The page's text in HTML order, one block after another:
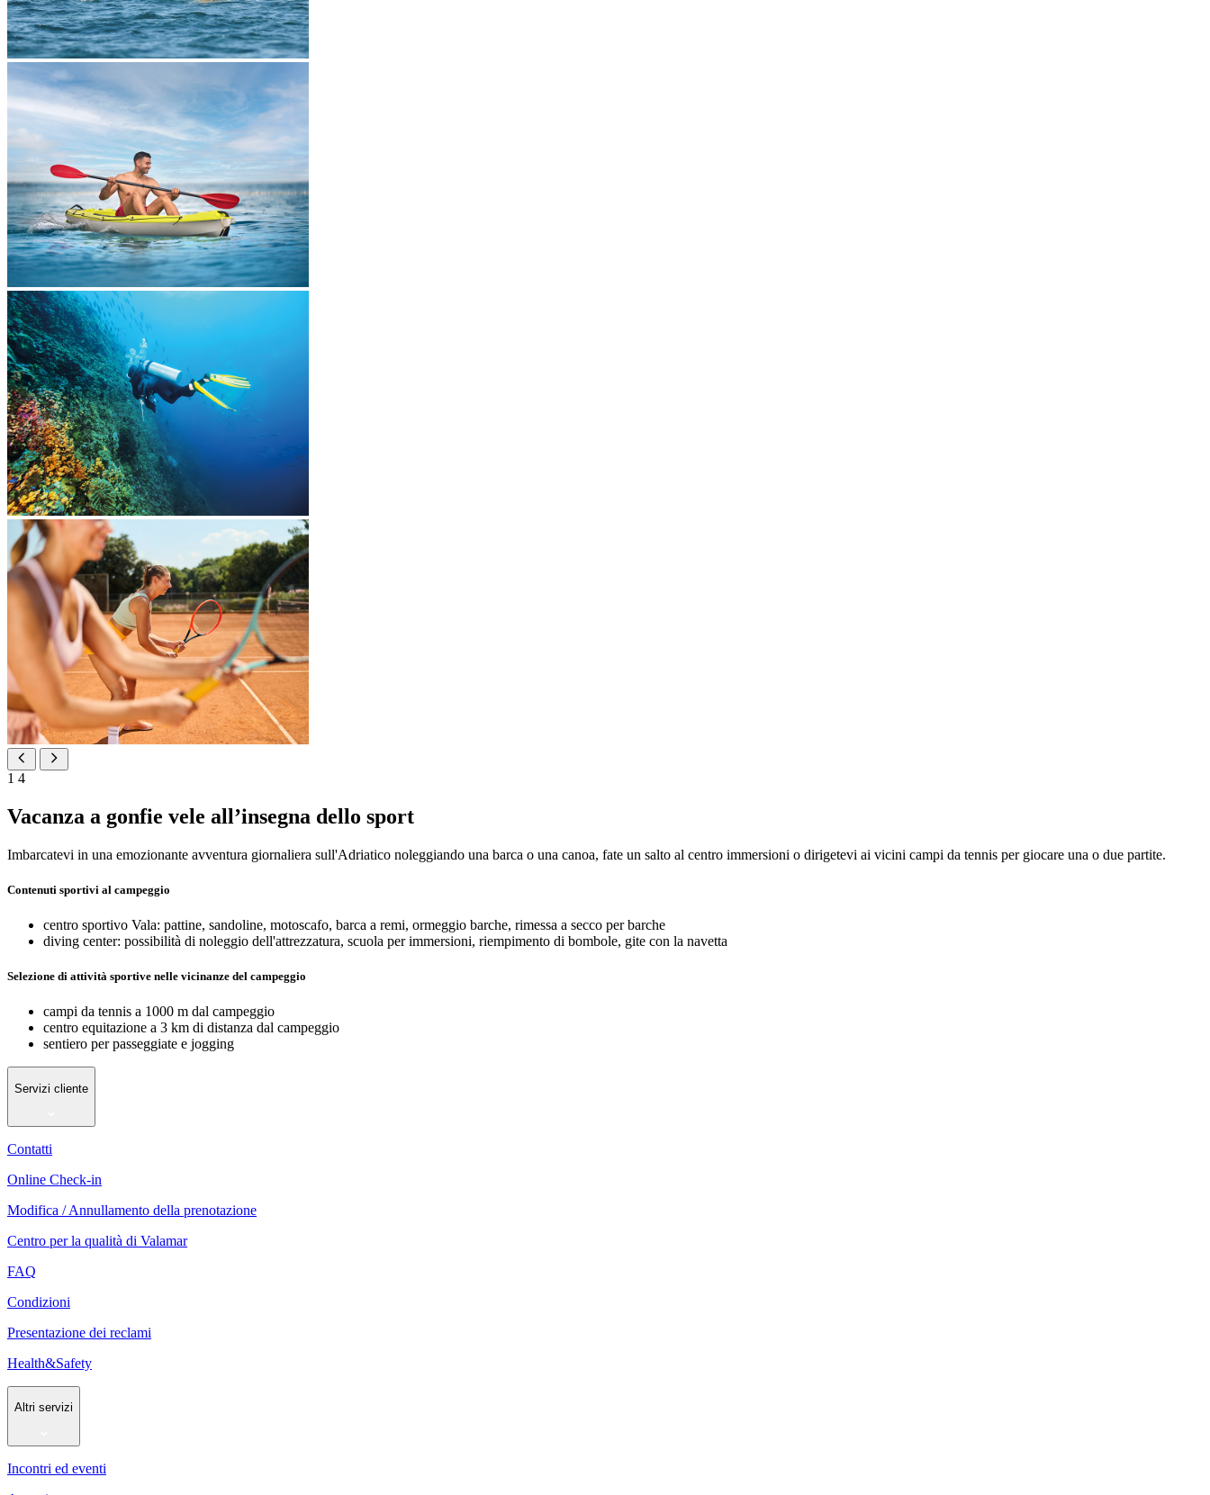
1 4
Vacanza a gonfie vele all’insegna dello sport
Imbarcatevi in una emozionante avventura giornaliera sull'Adriatico noleggiando una barca o una canoa, fate un salto al centro immersioni o dirigetevi ai vicini campi da tennis per giocare una o due partite.
Contenuti sportivi al campeggio
centro sportivo Vala: pattine, sandoline, motoscafo, barca a remi, ormeggio barche, rimessa a secco per barche
diving center: possibilità di noleggio dell'attrezzatura, scuola per immersioni, riempimento di bombole, gite con la navetta
Selezione di attività sportive nelle vicinanze del campeggio
campi da tennis a 1000 m dal campeggio
centro equitazione a 3 km di distanza dal campeggio
sentiero per passeggiate e jogging
Servizi cliente
Contatti
Online Check-in
Modifica / Annullamento della prenotazione
Centro per la qualità di Valamar
FAQ
Condizioni
Presentazione dei reclami
Health&Safety
Altri servizi
Incontri ed eventi